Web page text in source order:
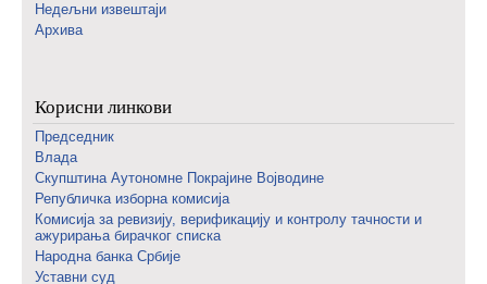
Недељни извештаји
Архива
Корисни линкови
Председник
Влада
Скупштина Аутономне Покрајине Војводине
Републичка изборна комисија
Комисија за ревизију, верификацију и контролу тачности и
ажурирања бирачког списка
Народна банка Србије
Уставни суд